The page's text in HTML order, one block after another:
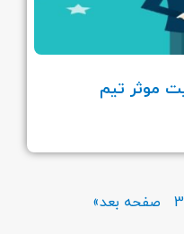
موثر تیم
3 صفحه بعد»